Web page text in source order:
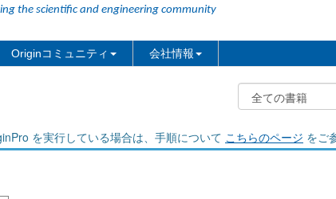
the scientific and engineering community
Originコミュニティ 会社情報
を実行している場合は、手順について こちらのページ をご